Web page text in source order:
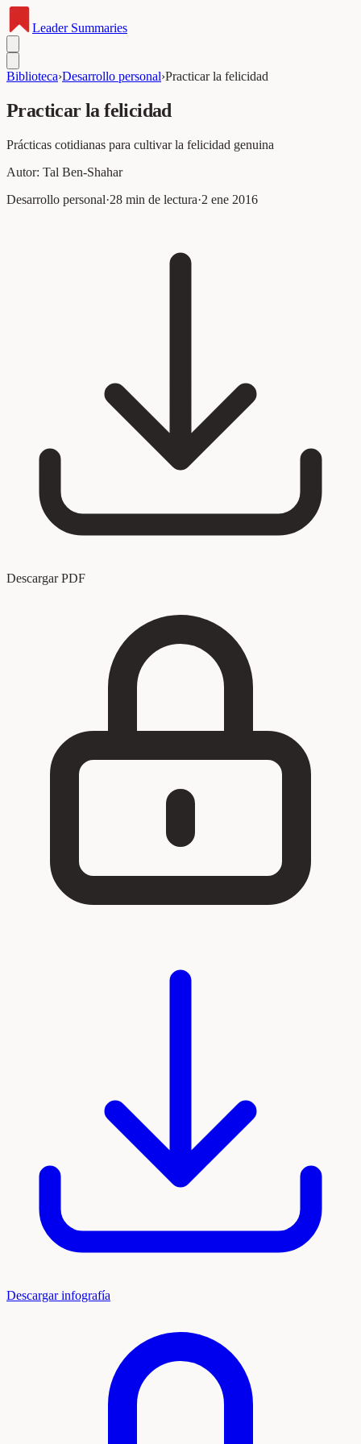
LeaderSummaries
Biblioteca›Desarrollo personal›Practicar la felicidad
Practicar la felicidad
Prácticas cotidianas para cultivar la felicidad genuina
Autor: Tal Ben-Shahar
Desarrollo personal·28 min de lectura·2 ene 2016
Descargar PDF
Descargar infografía